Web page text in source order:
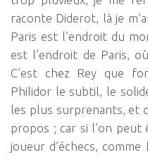
raconte Diderot, là je
Paris est l’endroit du
est l’endroit de Paris,
C’est chez Rey que
Philidor le subtil, le
les plus surprenants, et
propos ; car si l’on peut
joueur d’échecs,